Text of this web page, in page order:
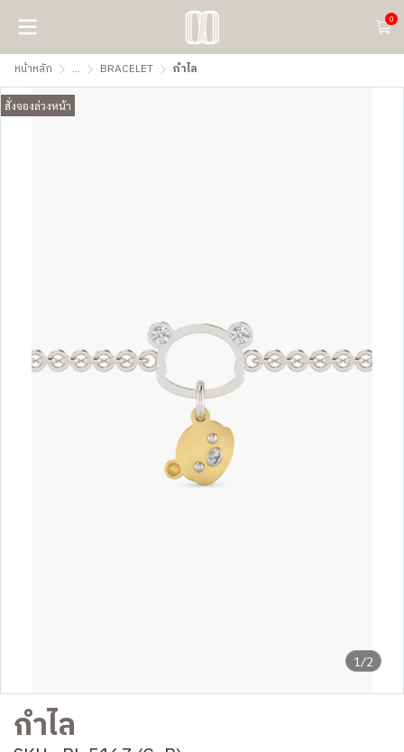
0
หน้าหลัก ... BRACELET กำไล
1/2
สั่งจองล่วงหน้า
กำไล